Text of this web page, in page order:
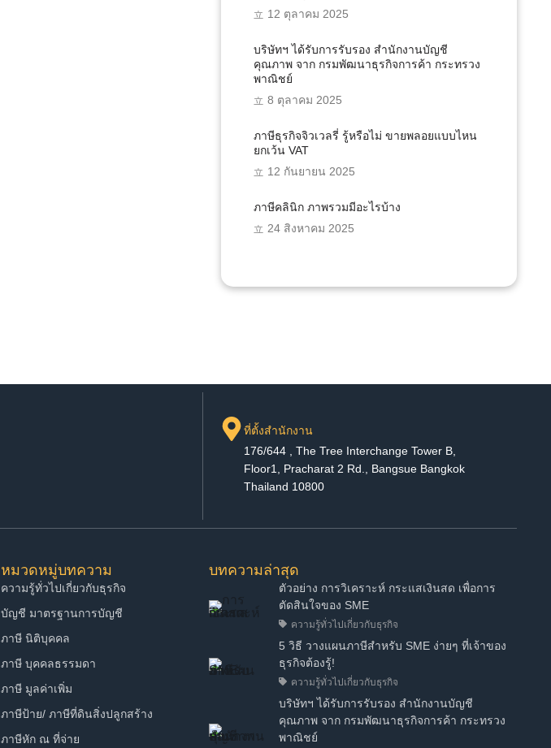
12 ตุลาคม 2025
บริษัทฯ ได้รับการรับรอง สำนักงานบัญชี
คุณภาพ จาก กรมพัฒนาธุรกิจการค้า กระทรวง
พาณิชย์
8 ตุลาคม 2025
ภาษีธุรกิจจิวเวลรี่ รู้หรือไม่ ขายพลอยแบบไหน
ยกเว้น VAT
12 กันยายน 2025
ภาษีคลินิก ภาพรวมมีอะไรบ้าง
24 สิงหาคม 2025
ที่ตั้งสำนักงาน
176/644 , The Tree Interchange Tower B,
Floor1, Pracharat 2 Rd., Bangsue Bangkok
Thailand 10800
หมวดหมู่บทความ
ความรู้ทั่วไปเกี่ยวกับธุรกิจ
บัญชี มาตรฐานการบัญชี
ภาษี นิติบุคคล
ภาษี บุคคลธรรมดา
ภาษี มูลค่าเพิ่ม
ภาษีป้าย/ ภาษีที่ดินสิ่งปลูกสร้าง
ภาษีหัก ณ ที่จ่าย
บทความล่าสุด
ตัวอย่าง การวิเคราะห์ กระแสเงินสด เพื่อการ
ตัดสินใจของ SME
ความรู้ทั่วไปเกี่ยวกับธุรกิจ
5 วิธี วางแผนภาษีสำหรับ SME ง่ายๆ ที่เจ้าของ
ธุรกิจต้องรู้!
ความรู้ทั่วไปเกี่ยวกับธุรกิจ
บริษัทฯ ได้รับการรับรอง สำนักงานบัญชี
คุณภาพ จาก กรมพัฒนาธุรกิจการค้า กระทรวง
พาณิชย์